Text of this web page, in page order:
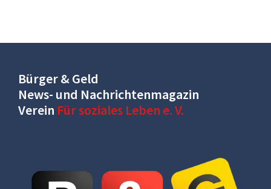
Bürger & Geld
News- und Nachrichtenmagazin
Verein Für soziales Leben e. V.